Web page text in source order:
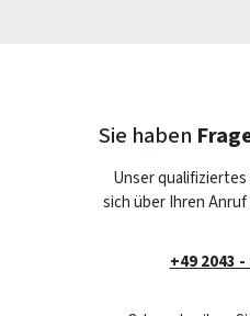
Sie haben
Unser
sich über Ihren
+49 2043